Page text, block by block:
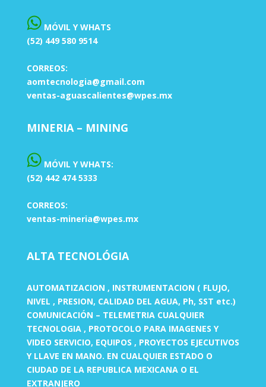
MÓVIL Y WHATS
(52) 449 580 9514
CORREOS:
aomtecnologia@gmail.com
ventas-aguascalientes@wpes.mx
MINERIA – MINING
MÓVIL Y WHATS:
(52) 442 474 5333
CORREOS:
ventas-mineria@wpes.mx
ALTA TECNOLÓGIA
AUTOMATIZACION , INSTRUMENTACION ( FLUJO,
NIVEL , PRESION, CALIDAD DEL AGUA, Ph, SST etc.)
COMUNICACIÓN – TELEMETRIA CUALQUIER
TECNOLOGIA , PROTOCOLO PARA IMAGENES Y
VIDEO SERVICIO, EQUIPOS , PROYECTOS EJECUTIVOS
Y LLAVE EN MANO. EN CUALQUIER ESTADO O
CIUDAD DE LA REPUBLICA MEXICANA O EL
EXTRANJERO